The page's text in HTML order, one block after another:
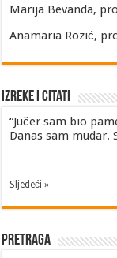
Marija Bevanda,
Anamaria Rozić,
Izreke i Citati
“Jučer sam bio
Danas sam mudar.
Sljedeći »
Pretraga